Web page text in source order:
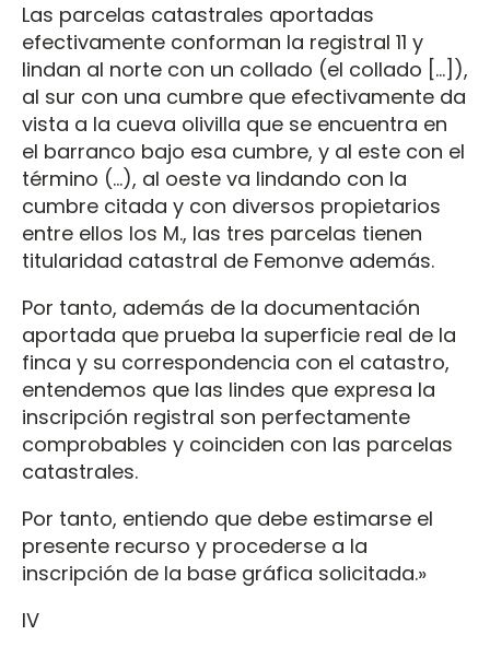
Las parcelas catastrales aportadas
efectivamente conforman la registral 11 y
lindan al norte con un collado (el collado […]),
al sur con una cumbre que efectivamente da
vista a la cueva olivilla que se encuentra en
el barranco bajo esa cumbre, y al este con el
término (…), al oeste va lindando con la
cumbre citada y con diversos propietarios
entre ellos los M., las tres parcelas tienen
titularidad catastral de Femonve además.
Por tanto, además de la documentación
aportada que prueba la superficie real de la
finca y su correspondencia con el catastro,
entendemos que las lindes que expresa la
inscripción registral son perfectamente
comprobables y coinciden con las parcelas
catastrales.
Por tanto, entiendo que debe estimarse el
presente recurso y procederse a la
inscripción de la base gráfica solicitada.»
IV